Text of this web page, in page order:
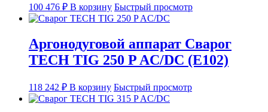
100 476 ₽ В корзину Быстрый просмотр
Аргонодуговой аппарат Сварог
TECH TIG 250 P AC/DC (E102)
118 242 ₽ В корзину Быстрый просмотр